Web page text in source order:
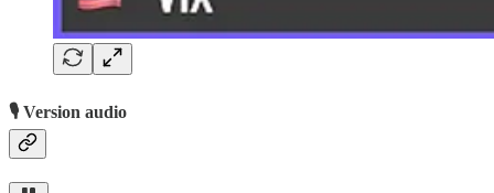
🎙️ Version audio